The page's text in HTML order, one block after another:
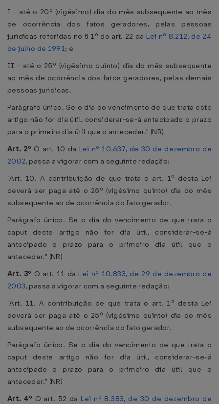
I - até o 20º (vigésimo) dia do mês subsequente ao mês
de ocorrência dos fatos geradores, pelas pessoas
jurídicas referidas no § 1º do art. 22 da Lei nº 8.212, de 24
de julho de 1991; e
II - até o 25º (vigésimo quinto) dia do mês subsequente
ao mês de ocorrência dos fatos geradores, pelas demais
pessoas jurídicas.
Parágrafo único. Se o dia do vencimento de que trata este
artigo não for dia útil, considerar-se-á antecipado o prazo
para o primeiro dia útil que o anteceder." (NR)
Art. 2º O art. 10 da Lei nº 10.637, de 30 de dezembro de
2002, passa a vigorar com a seguinte redação:
"Art. 10. A contribuição de que trata o art. 1º desta Lei
deverá ser paga até o 25º (vigésimo quinto) dia do mês
subsequente ao de ocorrência do fato gerador.
Parágrafo único. Se o dia do vencimento de que trata o
caput deste artigo não for dia útil, considerar-se-á
antecipado o prazo para o primeiro dia útil que o
anteceder." (NR)
Art. 3º O art. 11 da Lei nº 10.833, de 29 de dezembro de
2003, passa a vigorar com a seguinte redação:
"Art. 11. A contribuição de que trata o art. 1º desta Lei
deverá ser paga até o 25º (vigésimo quinto) dia do mês
subsequente ao de ocorrência do fato gerador.
Parágrafo único. Se o dia do vencimento de que trata o
caput deste artigo não for dia útil, considerar-se-á
antecipado o prazo para o primeiro dia útil que o
anteceder." (NR)
Art. 4º O art. 52 da Lei nº 8.383, de 30 de dezembro de